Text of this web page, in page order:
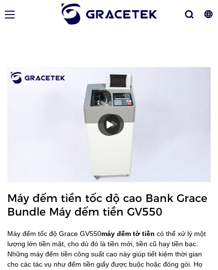
Máy đếm tiền tốc độ cao Bank Grace
Bundle Máy đếm tiền GV550
Máy đếm tốc độ Grace GV550máy đếm tờ tiền có thể xử lý một
lượng lớn tiền mặt, cho dù đó là tiền mới, tiền cũ hay tiền bạc.
Những máy đếm tiền công suất cao này giúp tiết kiệm thời gian
cho các tác vụ như đếm tiền giấy được buộc hoặc đóng gói. Họ